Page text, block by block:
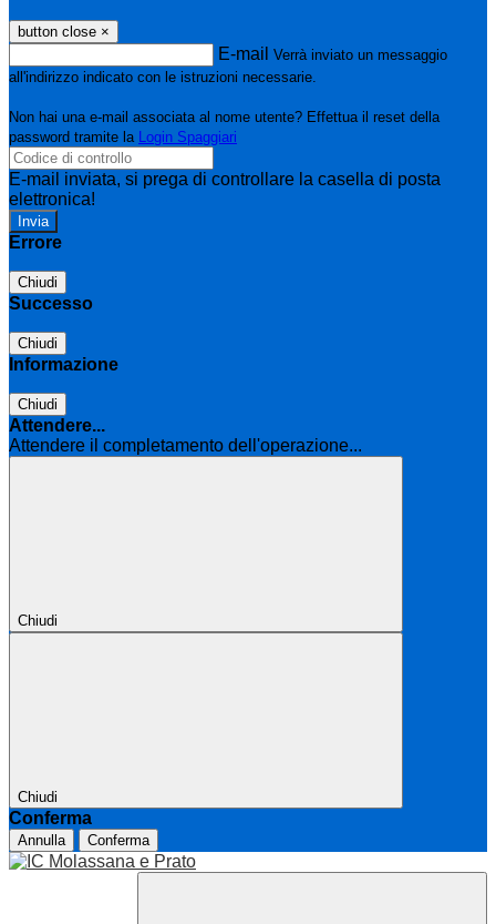
button close ×
E-mail Verrà inviato un messaggio
all'indirizzo indicato con le istruzioni necessarie.
Non hai una e-mail associata al nome utente? Effettua il reset della
password tramite la Login Spaggiari
E-mail inviata, si prega di controllare la casella di posta
elettronica!
Errore
Chiudi
Successo
Chiudi
Informazione
Chiudi
Attendere...
Attendere il completamento dell'operazione...
Chiudi
Chiudi
Conferma
Annulla Conferma